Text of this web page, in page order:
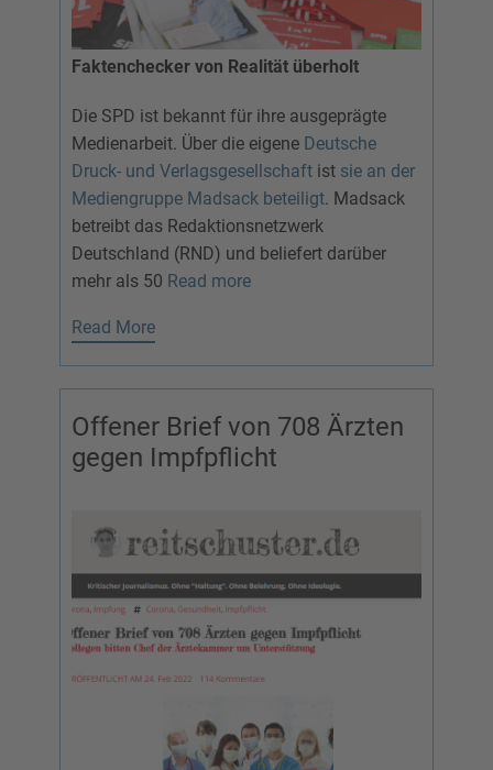
Faktenchecker von Realität überholt
Die SPD ist bekannt für ihre ausgeprägte
Medienarbeit. Über die eigene Deutsche
Druck- und Verlagsgesellschaft ist sie an der
Mediengruppe Madsack beteiligt. Madsack
betreibt das Redaktionsnetzwerk
Deutschland (RND) und beliefert darüber
mehr als 50 Read more
Read More
Offener Brief von 708 Ärzten
gegen Impfpflicht